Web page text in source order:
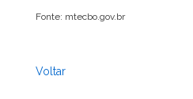
Fonte: mtecbo.gov.br
Voltar